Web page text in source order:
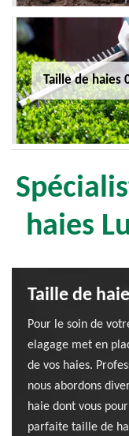
Taille de haies
haies
Taille de
Pour le soin de
elagage met en
de vos haies.
nous abordons
haie dont vous
parfaite taille de